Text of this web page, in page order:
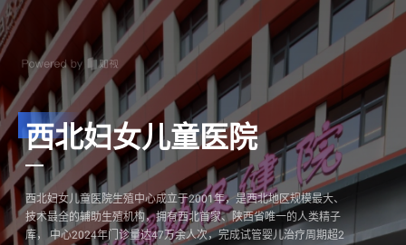
西北妇女儿童医院
西北妇女儿童医院生殖中心成立于2001年，是西北地区规模最大、
技术最全的辅助生殖机构，拥有西北首家、陕西省唯一的人类精子
库， 中心2024年门诊量达47万余人次，完成试管婴儿治疗周期超2